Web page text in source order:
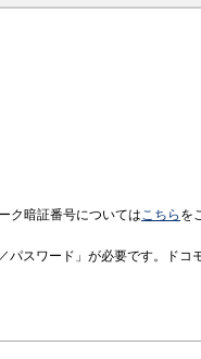
ク暗証番号についてはこちら を
パスワード」が必要です。ドコ